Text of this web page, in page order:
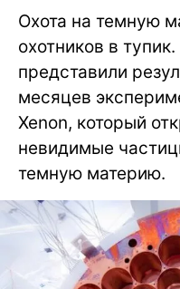
Охота на темную
охотников в
представили
месяцев
Xenon, который
невидимые
темную материю.